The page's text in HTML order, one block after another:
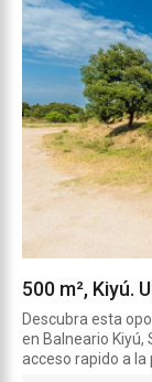
500 m², Kiyú.
Descubra esta
en Balneario Kiyú,
acceso rapido a la